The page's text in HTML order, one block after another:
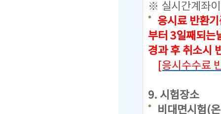
※ 실시간계좌
응시료 반환
부터 3일째되는
경과 후 취소시
[응시수수료
9. 시험장소
비대면시험(